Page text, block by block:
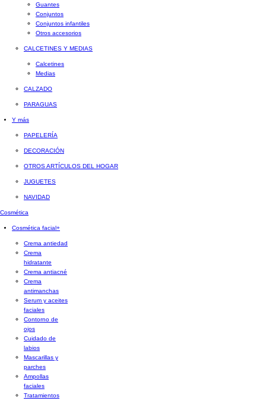
Guantes
Conjuntos
Conjuntos infantiles
Otros accesorios
CALCETINES Y MEDIAS
Calcetines
Medias
CALZADO
PARAGUAS
Y más
PAPELERÍA
DECORACIÓN
OTROS ARTÍCULOS DEL HOGAR
JUGUETES
NAVIDAD
Cosmética
Cosmética facial+
Crema antiedad
Crema
hidratante
Crema antiacné
Crema
antimanchas
Serum y aceites
faciales
Contorno de
ojos
Cuidado de
labios
Mascarillas y
parches
Ampollas
faciales
Tratamientos